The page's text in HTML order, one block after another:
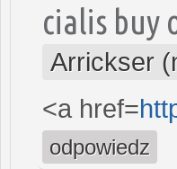
cialis buy
Arrickser
<a href=
odpowiedz